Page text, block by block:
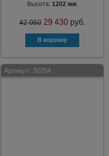
Высота:1202 мм
42 050 29 430 руб.
Артикул: 50264